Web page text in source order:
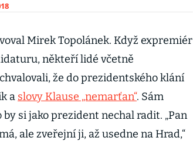
Mirek Topolánek. Když expremiér
někteří lidé včetně
že do prezidentského klání
a slovy Klause „nemarťan“. Sám
si jako prezident nechal radit. „Pan
ale zveřejní ji, až usedne na Hrad,“